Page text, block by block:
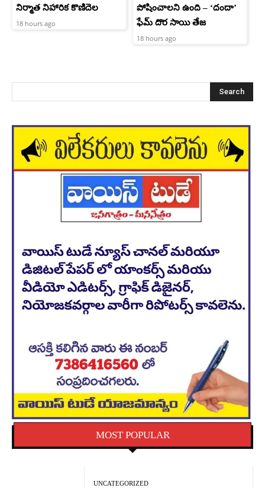
నిర్మాత నిహారిక కొణిదెల
18 hours ago
పోషించాలని ఉంది – ‘దందా’
ఫేమ్ దొర సాయి తేజ
18 hours ago
Search
MOST POPULAR
UNCATEGORIZED